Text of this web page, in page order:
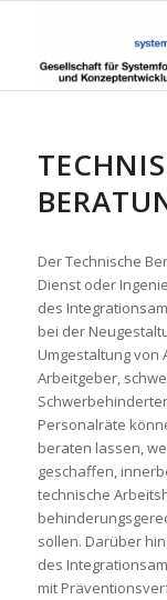
Der Technische
Dienst oder
des
bei der
Umgestaltung von
Arbeitgeber,
Personalräte
beraten lassen,
geschaffen,
technische
sollen. Darüber
des
mit